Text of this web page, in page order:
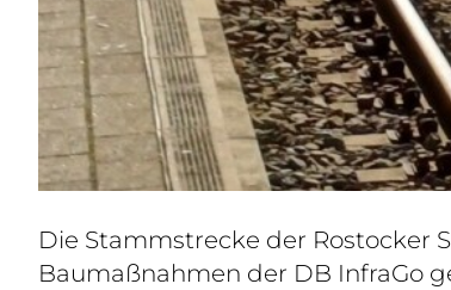
Die Stammstrecke der Rostocker
Baumaßnahmen der DB InfraGo